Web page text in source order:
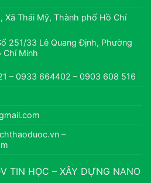
Xã Thái Mỹ, Thành phố Hồ Chí
251/33 Lê Quang Định, Phường
Chí Minh
– 0933 664402 – 0903 608 516
–
TIN HỌC – XÂY DỰNG NANO